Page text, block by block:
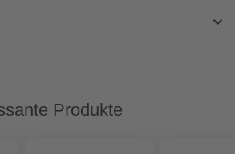
Produkte